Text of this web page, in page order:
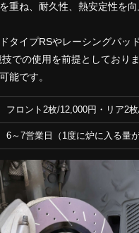
重ね、耐久性、熱安定性を
タイプRSやレーシングパッ
での使用を前提としており
能です。
フロント2枚/12,000円・リア2
6～7営業日（1度に炉に入る量